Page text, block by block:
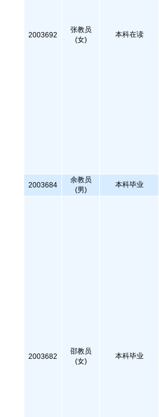
2003692
张教员
(女)
本科在读
2003684
余教员
(男)
本科毕业
2003682
邵教员
(女)
本科毕业